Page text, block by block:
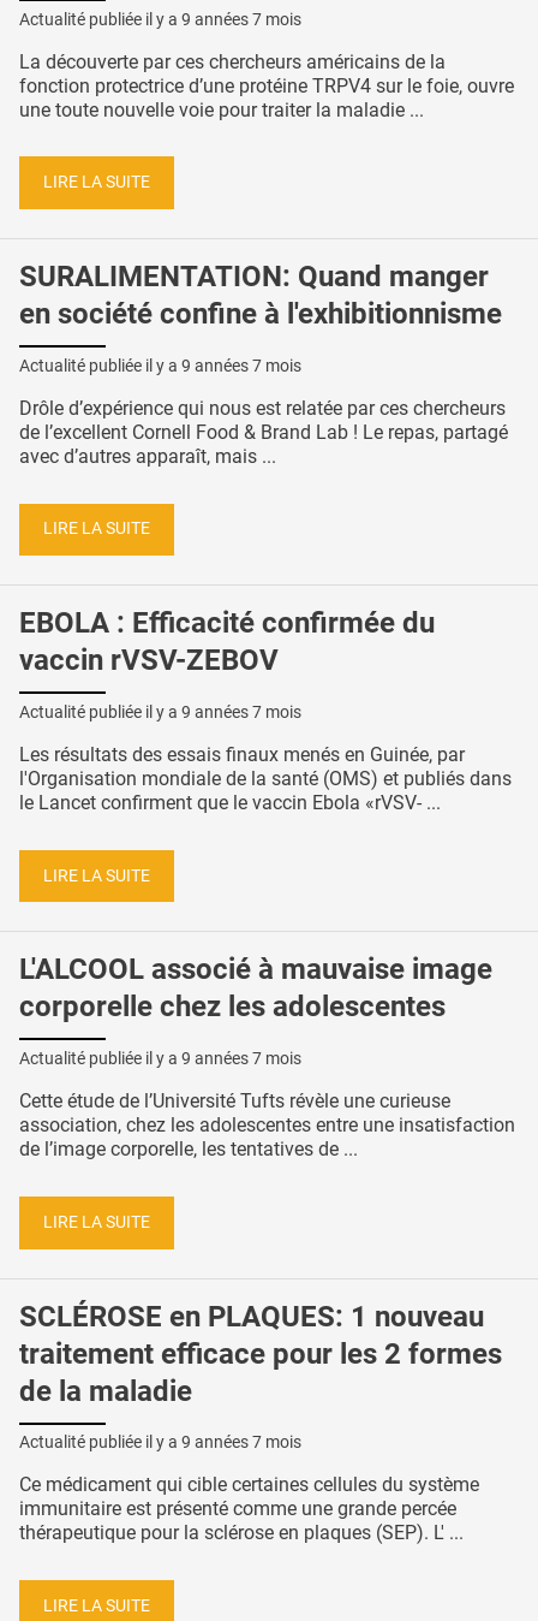
Actualité publiée il y a 9 années 7 mois
La découverte par ces chercheurs américains de la
fonction protectrice d’une protéine TRPV4 sur le foie, ouvre
une toute nouvelle voie pour traiter la maladie ...
LIRE LA SUITE
SURALIMENTATION: Quand manger
en société confine à l'exhibitionnisme
Actualité publiée il y a 9 années 7 mois
Drôle d’expérience qui nous est relatée par ces chercheurs
de l’excellent Cornell Food & Brand Lab ! Le repas, partagé
avec d’autres apparaît, mais ...
LIRE LA SUITE
EBOLA : Efficacité confirmée du
vaccin rVSV-ZEBOV
Actualité publiée il y a 9 années 7 mois
Les résultats des essais finaux menés en Guinée, par
l'Organisation mondiale de la santé (OMS) et publiés dans
le Lancet confirment que le vaccin Ebola «rVSV- ...
LIRE LA SUITE
L'ALCOOL associé à mauvaise image
corporelle chez les adolescentes
Actualité publiée il y a 9 années 7 mois
Cette étude de l’Université Tufts révèle une curieuse
association, chez les adolescentes entre une insatisfaction
de l’image corporelle, les tentatives de ...
LIRE LA SUITE
SCLÉROSE en PLAQUES: 1 nouveau
traitement efficace pour les 2 formes
de la maladie
Actualité publiée il y a 9 années 7 mois
Ce médicament qui cible certaines cellules du système
immunitaire est présenté comme une grande percée
thérapeutique pour la sclérose en plaques (SEP). L' ...
LIRE LA SUITE